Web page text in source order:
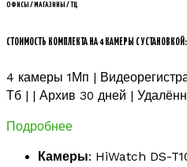
ОФИСЫ / МАГАЗИНЫ / ТЦ
СТОИМОСТЬ КОМПЛЕКТА НА 4 КАМЕРЫ С УСТАНОВКОЙ:
4 камеры 1Мп |
Тб | | Архив 30 дней |
Подробнее
Камеры: HiWatch DS-